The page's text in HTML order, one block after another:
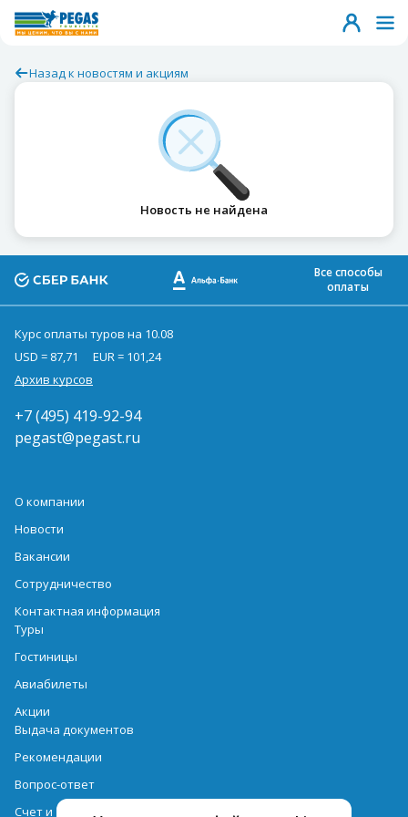
Назад к новостям и акциям
Новость не найдена
Все способы
оплаты
Курс оплаты туров на 10.08
USD = 87,71
EUR = 101,24
Архив курсов
+7 (495) 419-92-94
pegast@pegast.ru
О компании
Новости
Вакансии
Сотрудничество
Контактная информация
Туры
Гостиницы
Авиабилеты
Акции
Выдача документов
Рекомендации
Вопрос-ответ
Счет и оплата